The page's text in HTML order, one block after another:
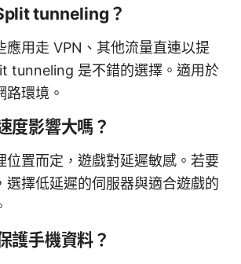
tunneling？
應用走 VPN、其他流量直連以提
tunneling 是不錯的選擇。適用於
路環境。
度影響大嗎？
位置而定，遊戲對延遲敏感。若要
選擇低延遲的伺服器與適合遊戲的
護手機資料？